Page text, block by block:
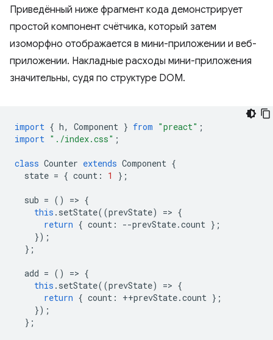
Приведённый ниже фрагмент кода демонстрирует
простой компонент счётчика, который затем
изоморфно отображается в мини-приложении и веб-
приложении. Накладные расходы мини-приложения
значительны, судя по структуре DOM.
import { h, Component } from "preact" ;
import "./index.css" ;
class Counter extends Component {
state = { count : 1 };
sub = () => {
this . setState((prevState) => {
return { count : --prevState.count };
});
};
add = () => {
this . setState((prevState) => {
return { count : ++prevState.count };
});
};